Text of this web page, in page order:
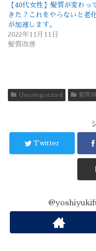
【40代女性】髪質が変わっ
きた？これをやらないと老
が加速します。
2022年11月11日
髪質改善
Uncategorized 髪質
Twitter